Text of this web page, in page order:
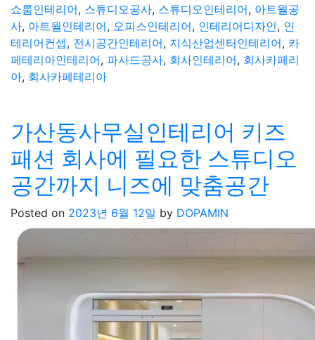
쇼룸인테리어, 스튜디오공사, 스튜디오인테리어, 아트월공
사, 아트월인테리어, 오피스인테리어, 인테리어디자인, 인
테리어컨셉, 전시공간인테리어, 지식산업센터인테리어, 카
페테리아인테리어, 파사드공사, 회사인테리어, 회사카페리
아, 회사카페테리아
가산동사무실인테리어 키즈
패션 회사에 필요한 스튜디오
공간까지 니즈에 맞춤공간
Posted on 2023년 6월 12일 by DOPAMIN